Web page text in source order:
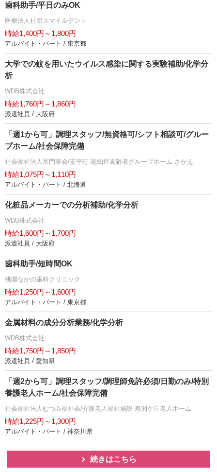
歯科助手/平日のみOK
医療法人社団スマイルデント
時給1,400円～1,800円
アルバイト・パート / 東京都
大学での蚊を用いたウイルス感染に関する実験補助/化学分
析
WDB株式会社
時給1,760円～1,860円
派遣社員 / 大阪府
「週1から可」調理スタッフ/無資格可/シフト相談可/グルー
プホーム/社会保障完備
社会福祉法人富門華会/安平町 認知症高齢者グループホーム さかえ
時給1,075円～1,110円
アルバイト・パート / 北海道
化粧品メーカーでの分析補助/化学分析
WDB株式会社
時給1,600円～1,700円
派遣社員 / 大阪府
歯科助手/短時間OK
桃園なかの歯科クリニック
時給1,250円～1,600円
アルバイト・パート / 東京都
金属材料の成分分析業務/化学分析
WDB株式会社
時給1,750円～1,850円
派遣社員 / 愛知県
「週2から可」調理スタッフ/調理師免許必須/日勤のみ/特別
養護老人ホーム/社会保障完備
社会福祉法人むつみ福祉会/介護老人福祉施設 寿湘ケ丘老人ホーム
時給1,225円～1,300円
アルバイト・パート / 神奈川県
続きはこちら